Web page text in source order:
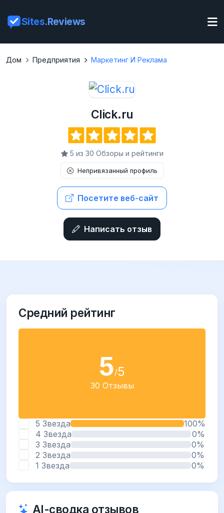
Sites.Reviews
Дом Предприятия Маркетинг И Реклама
Click.ru
5 из 30 Обзоры и рейтинги
Непривязанный профиль
Посетите веб-сайт
Написать отзыв
Средний рейтинг
5/5
30 Отзывы
5 Звезда
100%
4 Звезда
0%
3 Звезда
0%
2 Звезда
0%
1 Звезда
0%
AI-сводка отзывов